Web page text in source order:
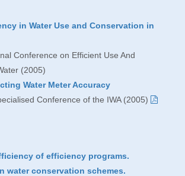
in Water Use and Conservation in
Conference on Efficient Use And
(2005)
Water Meter Accuracy
Conference of the IWA (2005)
of efficiency programs.
water conservation schemes.